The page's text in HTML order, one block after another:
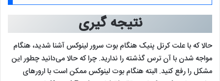
نتیجه گیری
حالا که با علت کرنل پنیک هنگام بوت سرور لینوکس آشنا شدید، هنگام
مواجه شدن با آن ترس گذشته را ندارید. چرا که حالا می‌دانید چطور این
مشکل را رفع کنید. البته هنگام بوت لینوکس ممکن است با ارورهای